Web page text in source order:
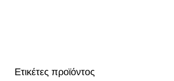
Ετικέτες προϊόντος